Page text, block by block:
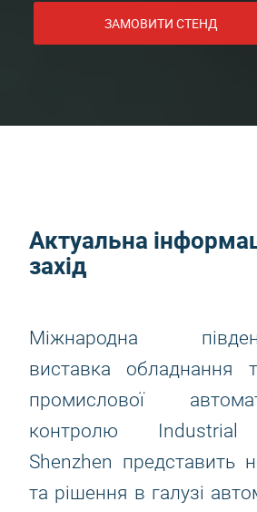
ЗАМОВИТИ СТЕНД
Актуальна
захід
Міжнародна
виставка обладнання
промислової
контролю Industrial
Shenzhen представить
та рішення в галузі